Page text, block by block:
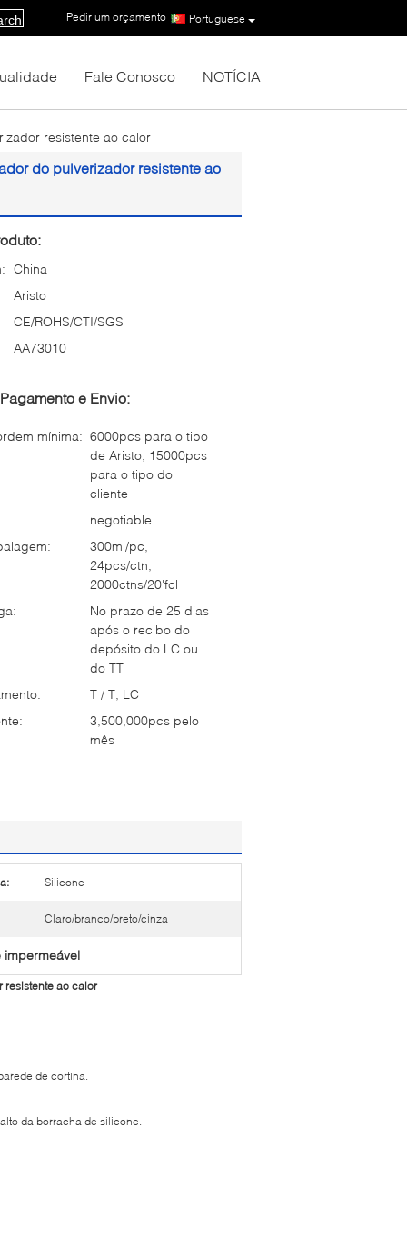
Portuguese
Pedir um orçamento |
Fale Conosco NOTÍCIA
resistente ao calor
do pulverizador resistente ao
China
Aristo
CE/ROHS/CTI/SGS
AA73010
e Envio:
mínima: 6000pcs para o tipo
de Aristo, 15000pcs
para o tipo do
cliente
negotiable
300ml/pc,
24pcs/ctn,
2000ctns/20'fcl
No prazo de 25 dias
após o recibo do
depósito do LC ou
do TT
T / T, LC
3,500,000pcs pelo
mês
Silicone
Claro/branco/preto/cinza
impermeável
resistente ao calor
de cortina.
da borracha de silicone.